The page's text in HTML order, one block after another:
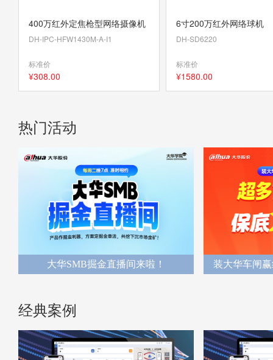
400万红外定焦枪型网络摄像机
DH-IPC-HFW1430M-A-I1
标准价
¥308.00
6寸200万红外网络球机
DH-SD6220
标准价
¥1580.00
热门活动
大华SMB掘金直播间来啦！
经典案例